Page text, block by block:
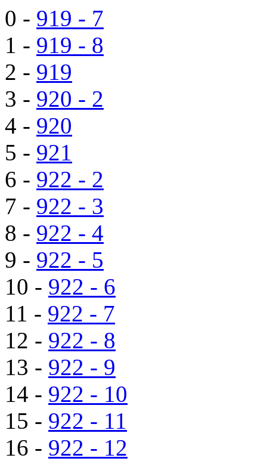
0 - 919 - 7
1 - 919 - 8
2 - 919
3 - 920 - 2
4 - 920
5 - 921
6 - 922 - 2
7 - 922 - 3
8 - 922 - 4
9 - 922 - 5
10 - 922 - 6
11 - 922 - 7
12 - 922 - 8
13 - 922 - 9
14 - 922 - 10
15 - 922 - 11
16 - 922 - 12